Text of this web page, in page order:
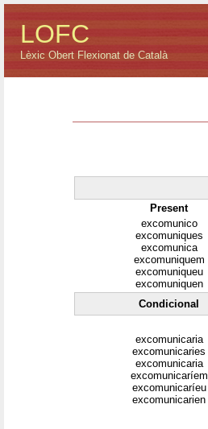
LOFC
Lèxic Obert Flexionat de Català
Present
excomunico
excomuniques
excomunica
excomuniquem
excomuniqueu
excomuniquen
Condicional
excomunicaria
excomunicaries
excomunicaria
excomunicaríem
excomunicaríeu
excomunicarien